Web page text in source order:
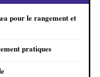
pour le rangement et
pratiques